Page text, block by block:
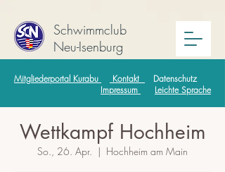
Schwimmclub
Neu-Isenburg
Mitgliederportal Kurabu Kontakt
Datenschutz
Impressum
Leichte Sprache
Wettkampf Hochheim
So., 26. Apr.
  |
Hochheim am Main